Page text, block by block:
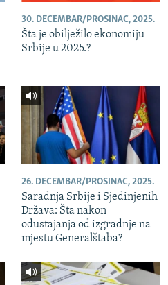
30. DECEMBAR/PROSINAC, 2025.
Šta je obilježilo ekonomiju
Srbije u 2025.?
26. DECEMBAR/PROSINAC, 2025.
Saradnja Srbije i Sjedinjenih
Država: Šta nakon
odustajanja od izgradnje na
mjestu Generalštaba?